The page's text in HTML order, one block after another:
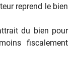
reprend le bien
du bien pour
fiscalement